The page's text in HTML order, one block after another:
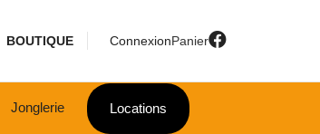
BOUTIQUE ConnexionPanier
Jonglerie Locations